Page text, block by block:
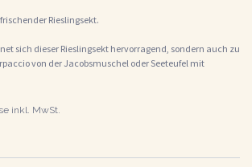
Rieslingsekt.
sich dieser Rieslingsekt hervorragend, sondern auch zu
von der Jacobsmuschel oder Seeteufel mit
inkl. MwSt.